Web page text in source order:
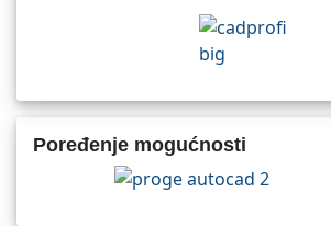
Poređenje mogućnosti